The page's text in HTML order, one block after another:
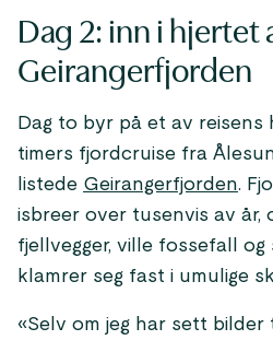
Dag 2: inn i hjertet
Geirangerfjorden
Dag to byr på et av
timers fjordcruise fra
listede Geirangerfjorden.
isbreer over tusenvis av år,
fjellvegger, ville fossefall og
klamrer seg fast i umulige
«Selv om jeg har sett bilder